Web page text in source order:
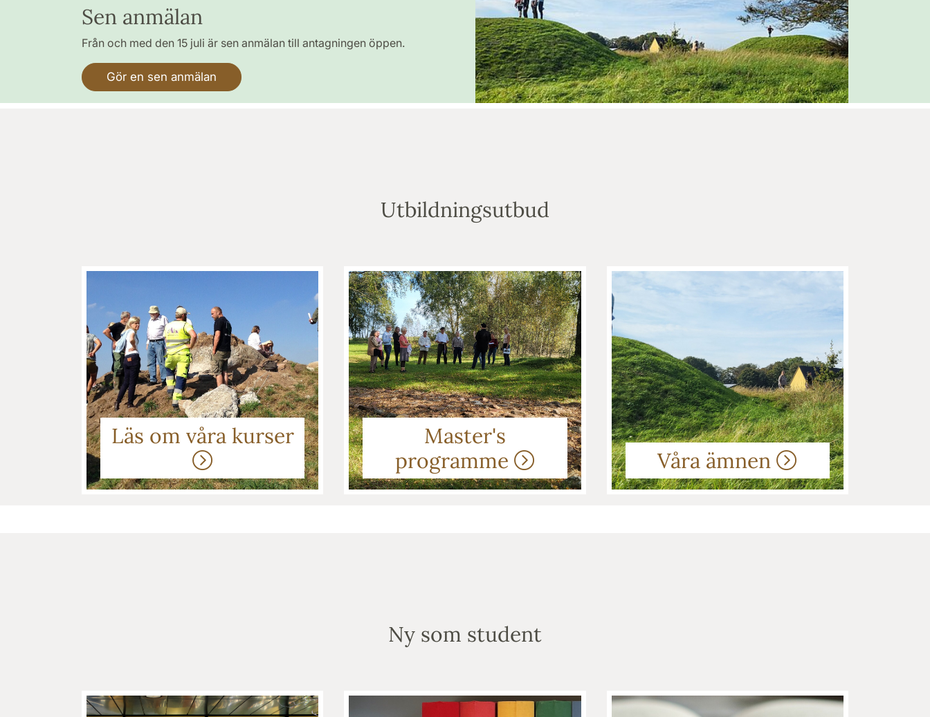
Sen anmälan
Från och med den 15 juli är sen anmälan till antagningen öppen.
Gör en sen anmälan
Utbildningsutbud
Läs om våra kurser
Master's
programme
Våra ämnen
Ny som student